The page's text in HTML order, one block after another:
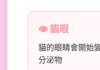
👁️ 貓眼
貓的眼睛會開始
分泌物